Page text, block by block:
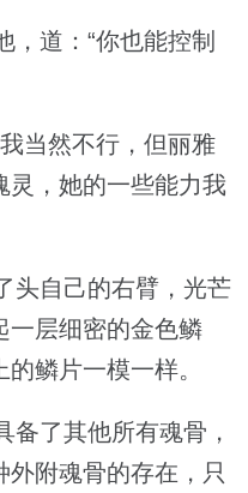
道：“你也能控制
当然不行，但丽雅
灵，她的一些能力我
自己的右臂，光芒
一层细密的金色鳞
鳞片一模一样。
了其他所有魂骨，
附魂骨的存在，只